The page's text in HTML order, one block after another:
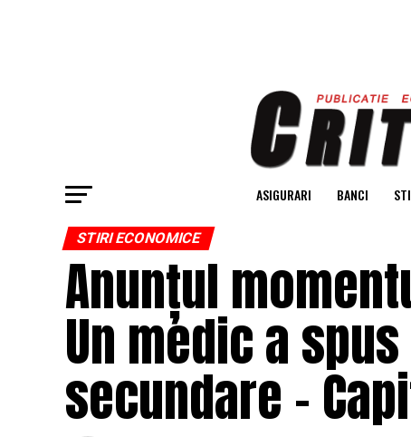
ASIGURARI BANCI
STIRI ECONOMICE
Anunțul
Un medic a
secundare –